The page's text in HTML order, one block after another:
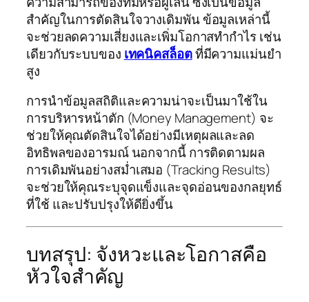
สำคัญในการตัดสินใจวางเดิมพัน ข้อมูลเหล่านี้
จะช่วยลดความเสี่ยงและเพิ่มโอกาสทำกำไร เช่น
เดียวกับระบบของ เทคนิคสล็อตที่มีความแม่นยำ
สูง
การนำข้อมูลสถิติและความน่าจะเป็นมาใช้ใน
การบริหารหน้าตัก (Money Management) จะ
ช่วยให้คุณตัดสินใจได้อย่างมีเหตุผลและลด
อิทธิพลของอารมณ์ นอกจากนี้ การติดตามผล
การเดิมพันอย่างสม่ำเสมอ (Tracking Results)
จะช่วยให้คุณระบุจุดแข็งและจุดอ่อนของกลยุทธ์
ที่ใช้ และปรับปรุงให้ดียิ่งขึ้น
บทสรุป: จังหวะและโอกาสคือ
หัวใจสำคัญ